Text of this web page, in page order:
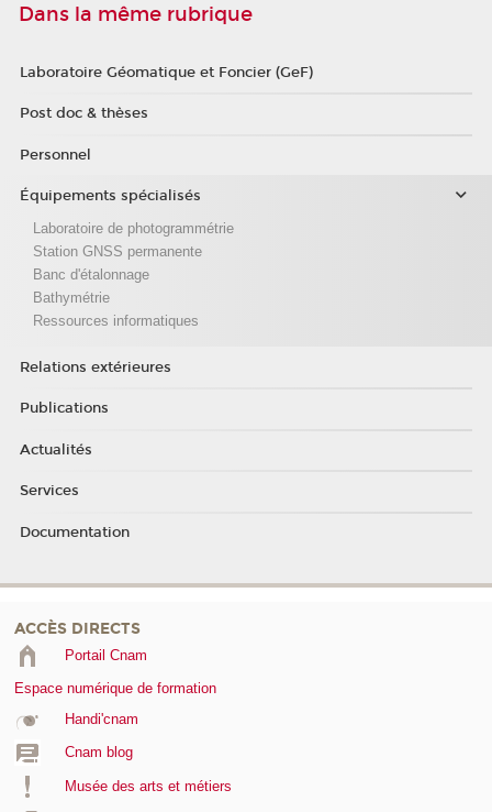
Dans la même rubrique
Laboratoire Géomatique et Foncier (GeF)
Post doc & thèses
Personnel
Équipements spécialisés
Laboratoire de photogrammétrie
Station GNSS permanente
Banc d'étalonnage
Bathymétrie
Ressources informatiques
Relations extérieures
Publications
Actualités
Services
Documentation
ACCÈS DIRECTS
Portail Cnam
Espace numérique de formation
Handi'cnam
Cnam blog
Musée des arts et métiers